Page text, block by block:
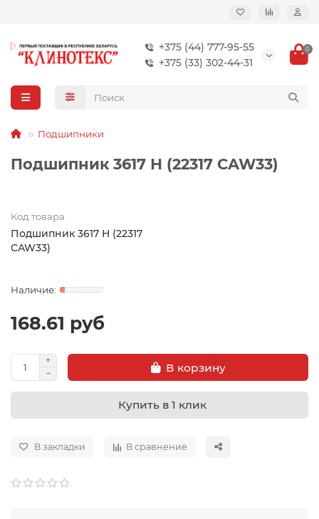
+375 (44) 777-95-55
+375 (33) 302-44-31
0
Подшипники
Подшипник 3617 Н (22317 CAW33)
Код товара
Подшипник 3617 Н (22317
CAW33)
168.61 руб
В корзину
Купить в 1 клик
В закладки В сравнение